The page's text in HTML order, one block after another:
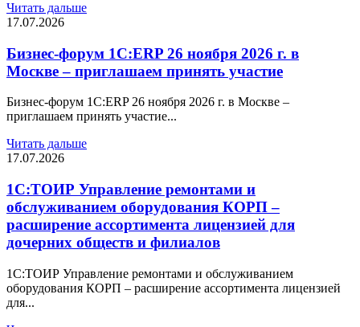
Читать дальше
17.07.2026
Бизнес-форум 1С:ERP 26 ноября 2026 г. в
Москве – приглашаем принять участие
Бизнес-форум 1С:ERP 26 ноября 2026 г. в Москве –
приглашаем принять участие...
Читать дальше
17.07.2026
1С:ТОИР Управление ремонтами и
обслуживанием оборудования КОРП –
расширение ассортимента лицензией для
дочерних обществ и филиалов
1С:ТОИР Управление ремонтами и обслуживанием
оборудования КОРП – расширение ассортимента лицензией
для...